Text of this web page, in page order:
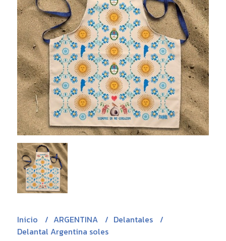
Inicio ARGENTINA
Delantales
Delantal Argentina soles